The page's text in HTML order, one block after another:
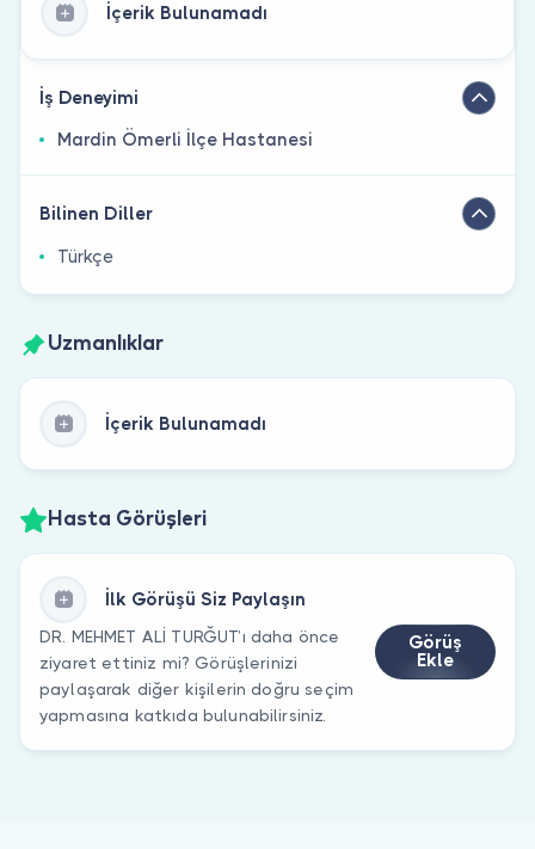
İçerik Bulunamadı
İş Deneyimi
Mardin Ömerli İlçe Hastanesi
Bilinen Diller
Türkçe
Uzmanlıklar
İçerik Bulunamadı
Hasta Görüşleri
İlk Görüşü Siz Paylaşın
DR. MEHMET ALİ TURĞUT’ı daha önce
ziyaret ettiniz mi? Görüşlerinizi
paylaşarak diğer kişilerin doğru seçim
yapmasına katkıda bulunabilirsiniz.
Görüş
Ekle